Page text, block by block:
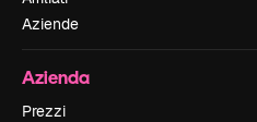
Aziende
Azienda
Prezzi